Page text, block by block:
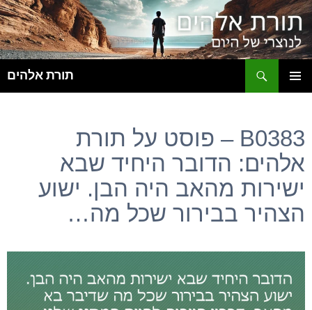
תורת אלהים
B0383 – פוסט על תורת
אלהים: הדובר היחיד שבא
ישירות מהאב היה הבן. ישוע
הצהיר בבירור שכל מה…